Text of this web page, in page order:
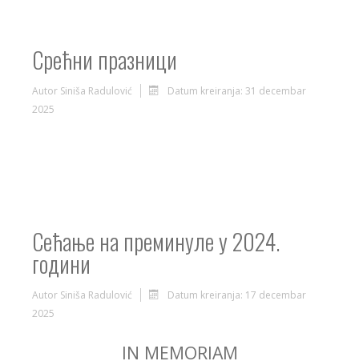
Срећни празници
Autor Siniša Radulović
Datum kreiranja: 31 decembar
2025
Сећање на преминуле у 2024.
години
Autor Siniša Radulović
Datum kreiranja: 17 decembar
2025
IN MEMORIAM